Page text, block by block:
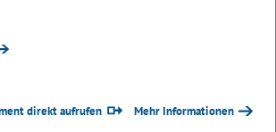
direkt aufrufen Mehr Informationen